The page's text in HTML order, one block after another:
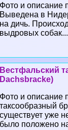
Фото и описание
Выведена в
на дичь.
выдровых
Вестфальский
Dachsbracke)
Фото и описание
таксообразный
существует уже
было положено